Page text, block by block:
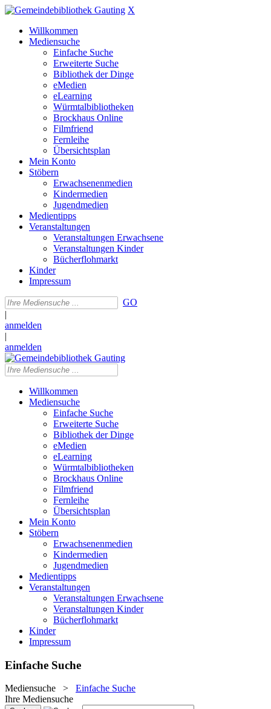
X
Willkommen
Mediensuche
Einfache Suche
Erweiterte Suche
Bibliothek der Dinge
eMedien
eLearning
Würmtalbibliotheken
Brockhaus Online
Filmfriend
Fernleihe
Übersichtsplan
Mein Konto
Stöbern
Erwachsenenmedien
Kindermedien
Jugendmedien
Medientipps
Veranstaltungen
Veranstaltungen Erwachsene
Veranstaltungen Kinder
Bücherflohmarkt
Kinder
Impressum
GO
|
anmelden
|
anmelden
Willkommen
Mediensuche
Einfache Suche
Erweiterte Suche
Bibliothek der Dinge
eMedien
eLearning
Würmtalbibliotheken
Brockhaus Online
Filmfriend
Fernleihe
Übersichtsplan
Mein Konto
Stöbern
Erwachsenenmedien
Kindermedien
Jugendmedien
Medientipps
Veranstaltungen
Veranstaltungen Erwachsene
Veranstaltungen Kinder
Bücherflohmarkt
Kinder
Impressum
Einfache Suche
Mediensuche > Einfache Suche
Ihre Mediensuche